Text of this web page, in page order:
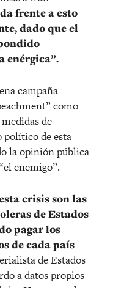
frente a esto
dado que el
enérgica”.
campaña
como
de
político de esta
la opinión pública
enemigo”.
crisis son las
de Estados
pagar los
de cada país
de Estados
a datos propios